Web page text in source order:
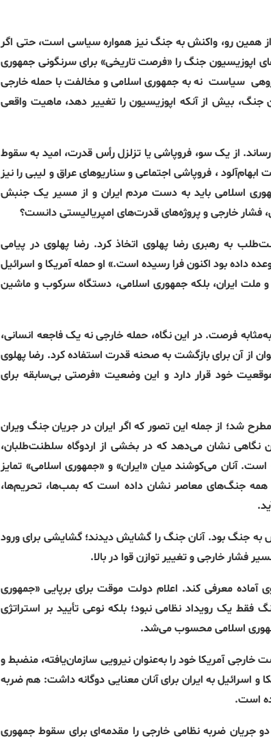
همین رو، واکنش به جنگ نیز همواره سیاسی است، حتی اگر
اپوزیسیون جنگ را «فرصت تاریخی» برای سرنگونی جمهوری
سیاست نه به جمهوری اسلامی و مخالفت با حمله خارجی
جنگ، بیش از آنکه اپوزیسیون را تغییر دهد، ماهیت واقعی
از یک سو، فروپاشی یا تزلزل رأس قدرت، امید به سقوط
، فروپاشی اجتماعی و سناریوهای عراق و لیبی را نیز
اسلامی باید به دست مردم ایران و از مسیر یک جنبش
فشار خارجی و پروژه‌های قدرت‌های امپریالیستی دانست؟
به رهبری رضا پهلوی اتخاذ کرد. رضا پهلوی در پیامی
داده بود اکنون فرا رسیده است.» او حمله آمریکا و اسرائیل
ایران، بلکه جمهوری اسلامی، دستگاه سرکوب و ماشین
فرصت. در این نگاه، حمله خارجی نه یک فاجعه انسانی،
از آن برای بازگشت به صحنه قدرت استفاده کرد. رضا پهلوی
خود قرار دارد و این وضعیت «فرصتی بی‌سابقه برای
شد؛ از جمله این تصور که اگر ایران در جریان جنگ ویران
نشان می‌دهد که در بخشی از اردوگاه سلطنت‌طلبان،
آنان می‌کوشند میان «ایران» و «جمهوری اسلامی» تمایز
همه جنگ‌های معاصر نشان داده است که بمب‌ها، تحریم‌ها،
جنگ بود. آنان جنگ را گشایش دیدند؛ گشایشی برای ورود
فشار خارجی و تغییر توازن قوا در بالا.
آماده معرفی کند. اعلام دولت موقت برای برپایی «جمهوری
یک رویداد نظامی نبود؛ بلکه نوعی تأیید بر استراتژی
جمهوری اسلامی محسوب می‌شد.
آمریکا خود را به‌عنوان نیرویی سازمان‌یافته، منضبط و
و اسرائیل به ایران برای آنان معنایی دوگانه داشت: هم ضربه
است.
ضربه نظامی خارجی را مقدمه‌ای برای سقوط جمهوری